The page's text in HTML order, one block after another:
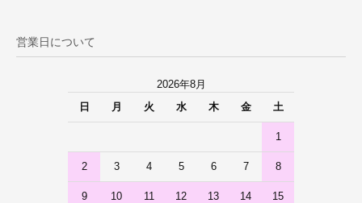
営業日について
2026年8月
日
月 火 水 木 金 土
1
2 3 4 5 6 7 8
9 10 11 12 13 14 15